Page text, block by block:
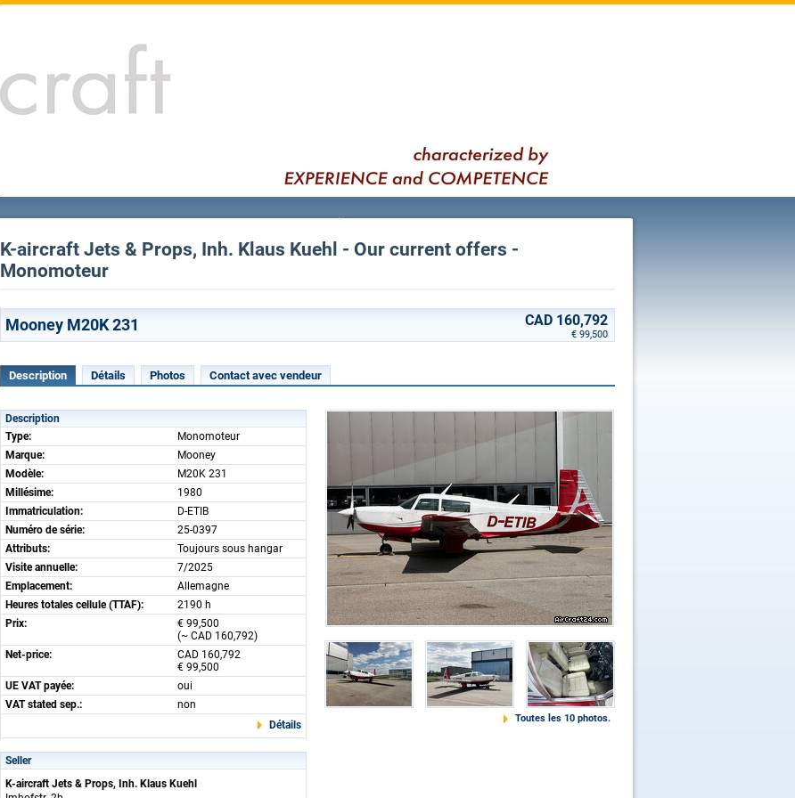
K-aircraft Jets & Props, Inh. Klaus Kuehl - Our current offers -
Monomoteur
Mooney M20K 231 CAD 160,792
€ 99,500
Description Détails Photos Contact avec vendeur
Description
Type:
Monomoteur
Marque:
Mooney
Modèle:
M20K 231
Millésime:
1980
Immatriculation:
D-ETIB
Numéro de série:
25-0397
Attributs:
Toujours sous hangar
Visite annuelle:
7/2025
Emplacement:
Allemagne
Heures totales cellule (TTAF):
2190 h
Prix:
€ 99,500
(~ CAD 160,792)
Net-price:
CAD 160,792
€ 99,500
UE VAT payée:
oui
VAT stated sep.:
non
Détails
Seller
K-aircraft Jets & Props, Inh. Klaus Kuehl
Toutes les 10 photos.